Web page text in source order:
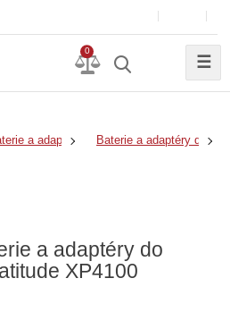
0
☰
a adaptéry Baterie a adaptéry do
a adaptéry do
XP4100